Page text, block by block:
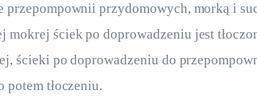
przepompownii przydomowych, morką i
ściek po doprowadzeniu jest
ścieki po doprowadzeniu do
potem tłoczeniu.